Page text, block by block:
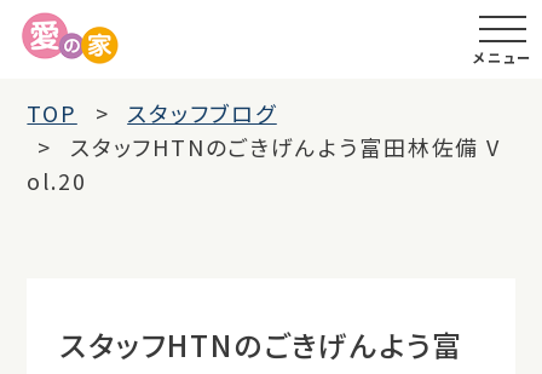
メニュー
TOP
スタッフブログ
スタッフHTNのごきげんよう富田林佐備 V
ol.20
スタッフHTNのごきげんよう富